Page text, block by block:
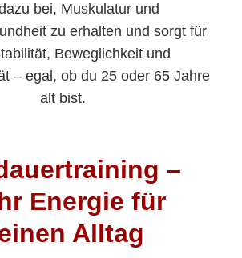
bei, Muskulatur und
zu erhalten und sorgt für
Beweglichkeit und
– egal, ob du 25 oder 65 Jahre
alt bist.
–
Energie für
Alltag